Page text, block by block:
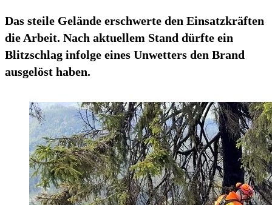
Das steile Gelände erschwerte den Einsatzkräften
die Arbeit. Nach aktuellem Stand dürfte ein
Blitzschlag infolge eines Unwetters den Brand
ausgelöst haben.